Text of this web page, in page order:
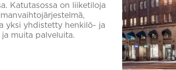
Katutasossa on liiketiloja
yksi yhdistetty henkilö- ja
muita palveluita.